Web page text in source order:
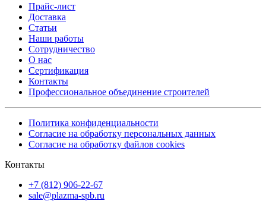
Прайс-лист
Доставка
Статьи
Наши работы
Сотрудничество
О нас
Сертификация
Контакты
Профессиональное объединение строителей
Политика конфиденциальности
Согласие на обработку персональных данных
Согласие на обработку файлов cookies
Контакты
+7 (812) 906-22-67
sale@plazma-spb.ru